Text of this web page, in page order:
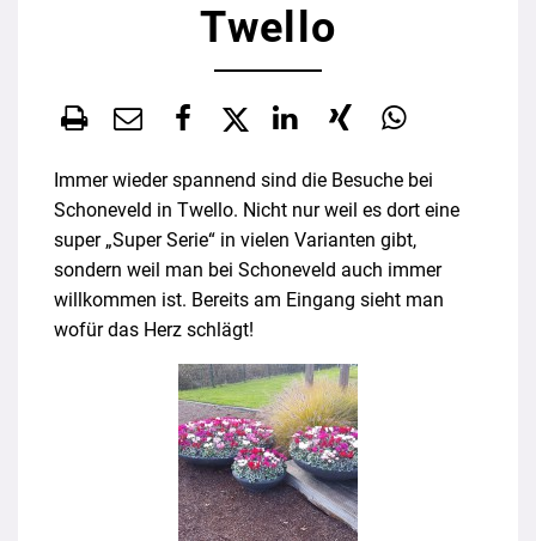
Twello
Immer wieder spannend sind die Besuche bei
Schoneveld in Twello. Nicht nur weil es dort eine
super „Super Serie“ in vielen Varianten gibt,
sondern weil man bei Schoneveld auch immer
willkommen ist. Bereits am Eingang sieht man
wofür das Herz schlägt!